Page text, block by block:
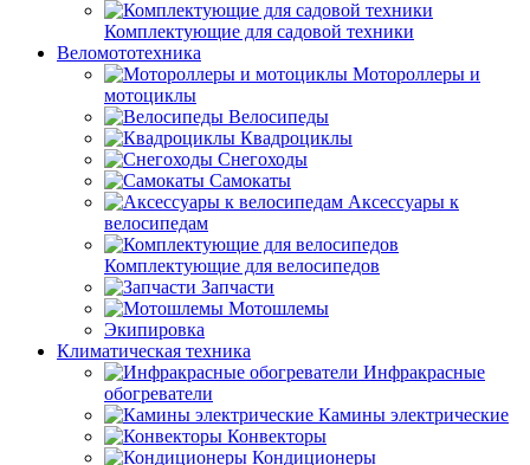
Комплектующие для садовой техники
Веломототехника
Мотороллеры и
мотоциклы
Велосипеды
Квадроциклы
Снегоходы
Самокаты
Аксессуары к
велосипедам
Комплектующие для велосипедов
Запчасти
Мотошлемы
Экипировка
Климатическая техника
Инфракрасные
обогреватели
Камины электрические
Конвекторы
Кондиционеры